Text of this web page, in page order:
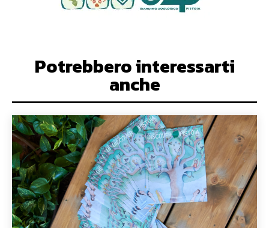
Potrebbero interessarti
anche